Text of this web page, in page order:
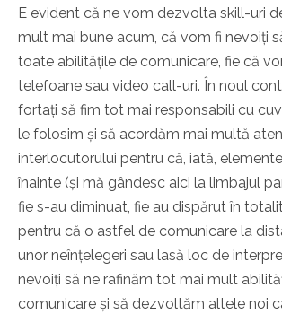
E evident că ne vom dezvolta skill-uri
mult mai bune acum, că vom fi nevoiți
toate abilitățile de comunicare, fie că
telefoane sau video call-uri. În noul
fortați să fim tot mai responsabili cu
le folosim și să acordăm mai multă
interlocutorului pentru că, iată,
înainte (și mă gândesc aici la limbajul
fie s-au diminuat, fie au dispărut în
pentru că o astfel de comunicare la
unor neînțelegeri sau lasă loc de
nevoiți să ne rafinăm tot mai mult
comunicare și să dezvoltăm altele noi